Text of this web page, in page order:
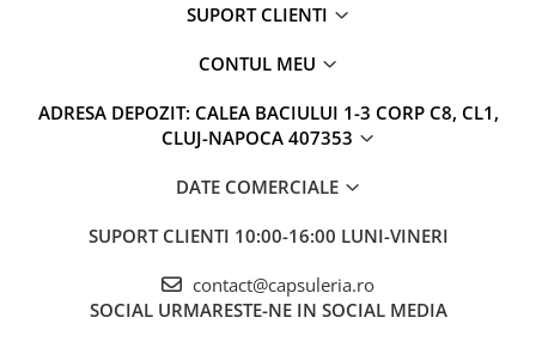
SUPORT CLIENTI
CONTUL MEU
ADRESA DEPOZIT: CALEA BACIULUI 1-3 CORP C8, CL1,
CLUJ-NAPOCA 407353
DATE COMERCIALE
SUPORT CLIENTI 10:00-16:00 LUNI-VINERI
contact@capsuleria.ro
SOCIAL URMARESTE-NE IN SOCIAL MEDIA